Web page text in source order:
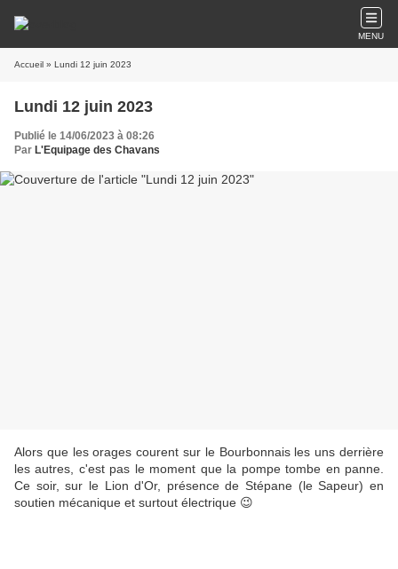
MENU
Accueil » Lundi 12 juin 2023
Lundi 12 juin 2023
Publié le 14/06/2023 à 08:26
Par L'Equipage des Chavans
Alors que les orages courent sur le Bourbonnais les uns derrière
les autres, c'est pas le moment que la pompe tombe en panne.
Ce soir, sur le Lion d'Or, présence de Stépane (le Sapeur) en
soutien mécanique et surtout électrique 😉